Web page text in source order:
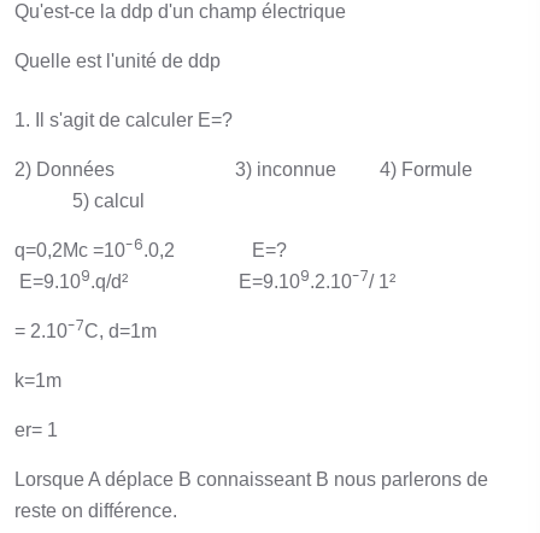
Qu'est-ce la ddp d'un champ électrique
Quelle est l'unité de ddp
1. Il s'agit de calculer E=?
2) Données 3) inconnue 4) Formule
5) calcul
q=0,2Mc =10-6.0,2 E=?
E=9.109.q/d² E=9.109.2.10-7/ 1²
= 2.10-7C, d=1m
k=1m
er= 1
Lorsque A déplace B connaisseant B nous parlerons de
reste on différence.